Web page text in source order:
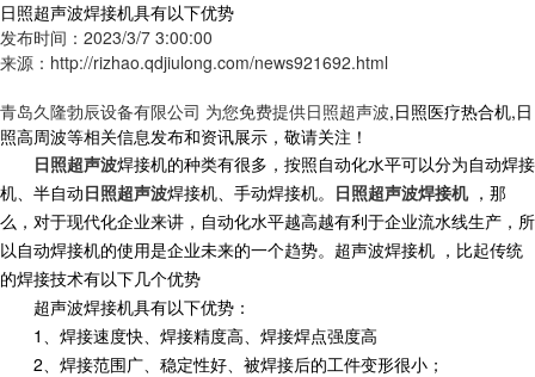
日照超声波焊接机具有以下优势
发布时间：2023/3/7 3:00:00
来源：http://rizhao.qdjiulong.com/news921692.html
青岛久隆勃辰设备有限公司 为您免费提供日照超声波,日照医疗热合机,日
照高周波等相关信息发布和资讯展示，敬请关注！
日照超声波焊接机的种类有很多，按照自动化水平可以分为自动焊接
机、半自动日照超声波焊接机、手动焊接机。 日照超声波焊接机，那
么，对于现代化企业来讲，自动化水平越高越有利于企业流水线生产，所
以自动焊接机的使用是企业未来的一个趋势。超声波焊接机 ，比起传统
的焊接技术有以下几个优势
超声波焊接机具有以下优势：
1、焊接速度快、焊接精度高、焊接焊点强度高
2、焊接范围广、稳定性好、被焊接后的工件变形很小；